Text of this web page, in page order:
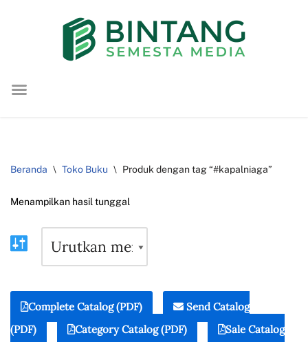
konten
Beranda \ Toko Buku \ Produk dengan tag “#kapalniaga”
Menampilkan hasil tunggal
Complete Catalog (PDF)
Send Catalog
(PDF)
Category Catalog (PDF)
Sale Catalog